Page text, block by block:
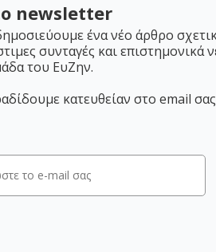
newsletter
ένα νέο άρθρο
συνταγές και επιστημονικά
του ΕυΖην.
κατευθείαν στο email